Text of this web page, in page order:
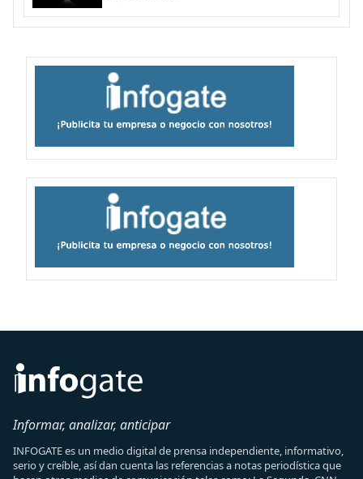
Informar, analizar, anticipar
INFOGATE es un medio digital de prensa independiente, informativo,
serio y creíble, así dan cuenta las referencias a notas periodística que